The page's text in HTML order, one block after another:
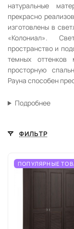
натуральные
прекрасно
изготовлены в
«Колониал».
пространство и
темных оттенков
просторную
Рауна способен
Подробнее
ФИЛЬТР
ПОПУЛЯРНЫЕ